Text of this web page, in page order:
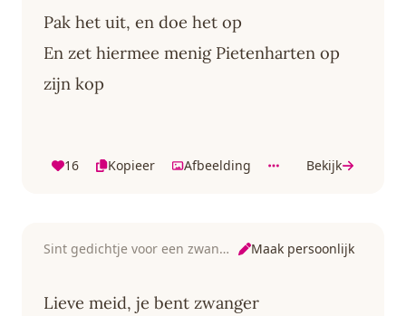
Pak het uit, en doe het op
En zet hiermee menig Pietenharten op
zijn kop
16 Kopieer Afbeelding Bekijk
Sint gedichtje voor een zwangere Maak persoonlijk
Lieve meid, je bent zwanger